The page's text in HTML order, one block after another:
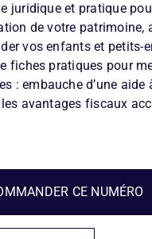
juridique et pratique
de votre
vos enfants et petits-
fiches pratiques pour
: embauche d’une
avantages fiscaux
CE NUMÉRO